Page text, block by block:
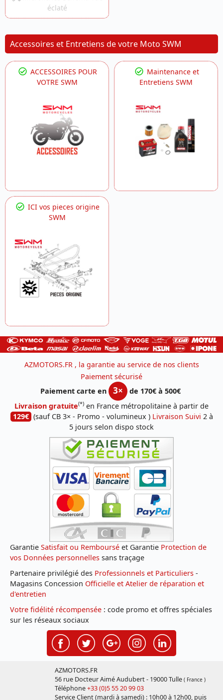
éclaté
Accessoires et Entretiens de votre Moto SWM
ACCESSOIRES POUR
VOTRE SWM
Maintenance et
Entretiens SWM
ICI vos pieces origine
SWM
AZMOTORS.FR , la garantie au service de nos clients
Paiement sécurisé
Paiement carte en
3×
de 170€ à 500€
Livraison gratuite(*) en France métropolitaine à partir de
129€ (sauf CB 3× - Promo - volumineux ) Livraison Suivi 2 à
5 jours selon dispo stock
Garantie Satisfait ou Remboursé et Garantie Protection de
vos Données personnelles sans traçage
Partenaire privilégié des Professionnels et Particuliers -
Magasins Concession Officielle et Atelier de réparation et
d'entretien
Votre fidélité récompensée : code promo et offres spéciales
sur les réseaux sociaux
AZMOTORS.FR
56 rue Docteur Aimé Audubert - 19000 Tulle ( France )
Téléphone+33 (0)5 55 20 99 03
Service Client (mardi à samedi) : 10h00 à 12h00, puis